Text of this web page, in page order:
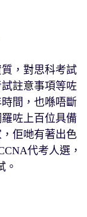
，對思科考試
註意事項等咗
間，也喺唔斷
咗上百位具備
佢哋有著出色
代考人選，
。